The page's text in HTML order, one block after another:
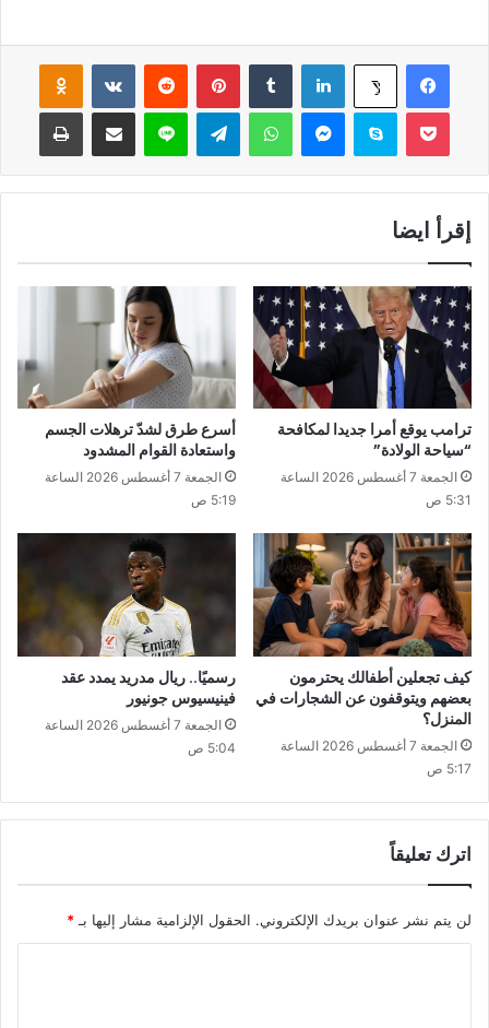
فيسبوك ‫X لينكدإن بينتيريست
سكايب واتساب لاين
إقرأ ايضا
ترامب يوقع أمرا جديدا لمكافحة
“سياحة الولادة”
الجمعة 7 أغسطس 2026 الساعة
5:31 ص
أسرع طرق لشدّ ترهلات الجسم
واستعادة القوام المشدود
الجمعة 7 أغسطس 2026 الساعة
5:19 ص
كيف تجعلين أطفالك يحترمون
بعضهم ويتوقفون عن الشجارات في
المنزل؟
الجمعة 7 أغسطس 2026 الساعة
5:17 ص
رسميًا.. ريال مدريد يمدد عقد
فينيسيوس جونيور
الجمعة 7 أغسطس 2026 الساعة
5:04 ص
اترك تعليقاً
لن يتم نشر عنوان بريدك الإلكتروني. الحقول الإلزامية مشار إليها بـ*